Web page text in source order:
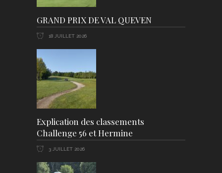
GRAND PRIX DE VAL QUEVEN
18 JUILLET 2026
Explication des classements
Challenge 56 et Hermine
3 JUILLET 2026